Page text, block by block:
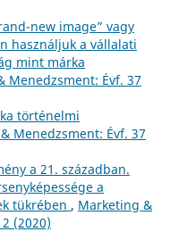
new image” vagy
használjuk a vállalati
mint márka
Menedzsment: Évf. 37
történelmi
Menedzsment: Évf. 37
a 21. században.
a
tükrében , Marketing &
(2020)